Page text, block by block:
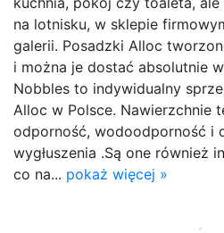
na lotnisku, w sklepie
galerii. Posadzki Alloc
i można je dostać absolutnie
Nobbles to indywidualny
Alloc w Polsce. Nawierzchnie
odporność, wodoodporność i
wygłuszenia .Są one również
co na... pokaż więcej »